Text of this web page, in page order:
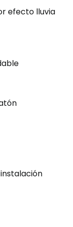
efecto lluvia